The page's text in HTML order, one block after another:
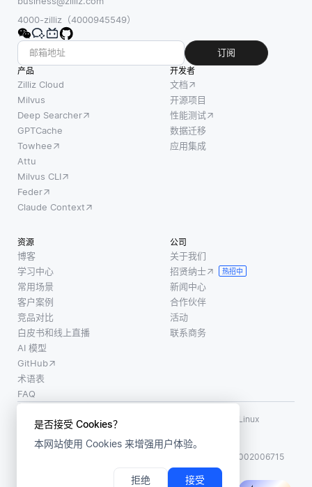
是否接受 Cookies？
本网站使用 Cookies 来增强用户体验。
拒绝 接受
4000-zilliz（4000945549）
订阅
产品
Zilliz Cloud
Milvus
Deep Searcher
GPTCache
Towhee
Attu
Milvus CLI
Feder
Claude Context
开发者
文档
开源项目
性能测试
数据迁移
应用集成
资源
博客
学习中心
常用场景
客户案例
竞品对比
白皮书和线上直播
AI 模型
GitHub
术语表
FAQ
公司
关于我们
招贤纳士
热招中
新闻中心
合作伙伴
活动
联系商务
使用条款
LF AI、LF AI & Data、Milvus，以及相关的开源项目名称为 Linux
Foundation 所有商标
版权所有 ©2026 上海赜睿信息科技有限公司保留所有权利
沪公网安备31011002006715